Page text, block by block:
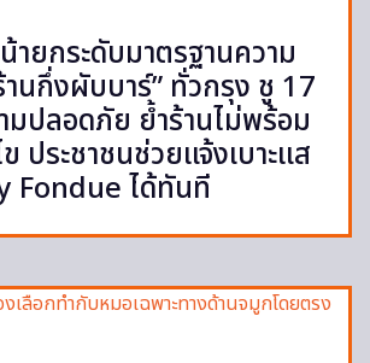
ายกระดับมาตรฐานความ
นกึ่งผับบาร์” ทั่วกรุง ชู 17
มปลอดภัย ย้ำร้านไม่พร้อม
ประชาชนช่วยแจ้งเบาะแส
Fondue ได้ทันที